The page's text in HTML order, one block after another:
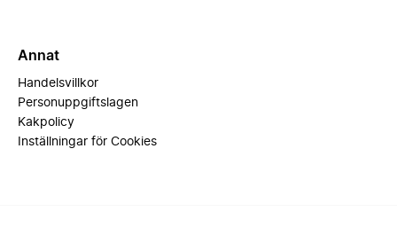
Annat
Handelsvillkor
Personuppgiftslagen
Kakpolicy
Inställningar för Cookies